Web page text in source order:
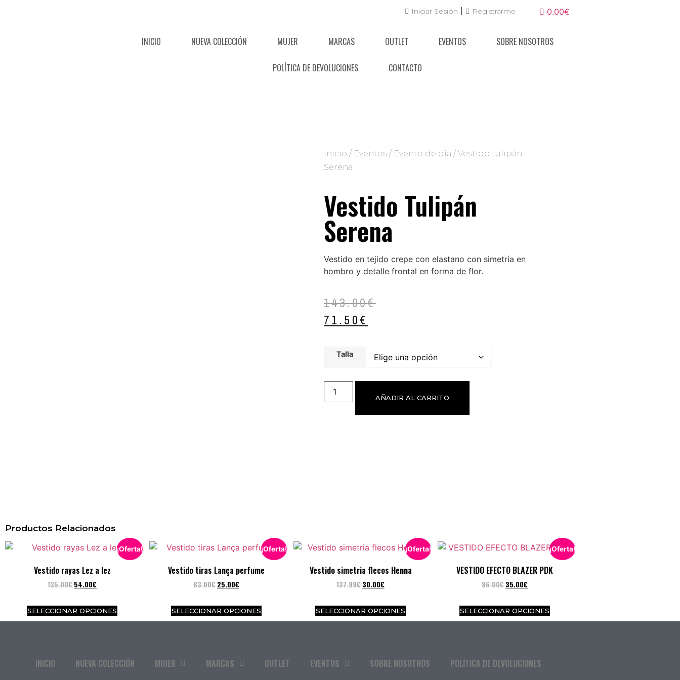
Iniciar Sesión Registrarme 0.00€
INICIO NUEVA COLECCIÓN MUJER MARCAS OUTLET EVENTOS SOBRE NOSOTROS
POLÍTICA DE DEVOLUCIONES CONTACTO
Inicio / Eventos / Evento de día / Vestido tulipán
Serena
Vestido Tulipán
Serena
Vestido en tejido crepe con elastano con simetría en
hombro y detalle frontal en forma de flor.
143.00€
71.50€
Talla
AÑADIR AL CARRITO
Productos Relacionados
¡Oferta!
Vestido rayas Lez a lez
135.00€ 54.00€
SELECCIONAR OPCIONES
¡Oferta!
Vestido tiras Lança perfume
83.00€ 25.00€
SELECCIONAR OPCIONES
¡Oferta!
Vestido simetria flecos Henna
137.99€ 30.00€
SELECCIONAR OPCIONES
¡Oferta!
VESTIDO EFECTO BLAZER PDK
86.00€ 35.00€
SELECCIONAR OPCIONES
INICIO NUEVA COLECCIÓN MUJER MARCAS OUTLET EVENTOS SOBRE NOSOTROS POLÍTICA DE DEVOLUCIONES